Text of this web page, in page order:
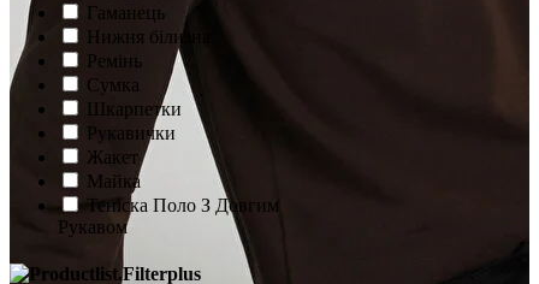
Гаманець
Нижня білизна
Ремінь
Сумка
Шкарпетки
Рукавички
Жакет
Майка
Теніска Поло З Довгим
Рукавом